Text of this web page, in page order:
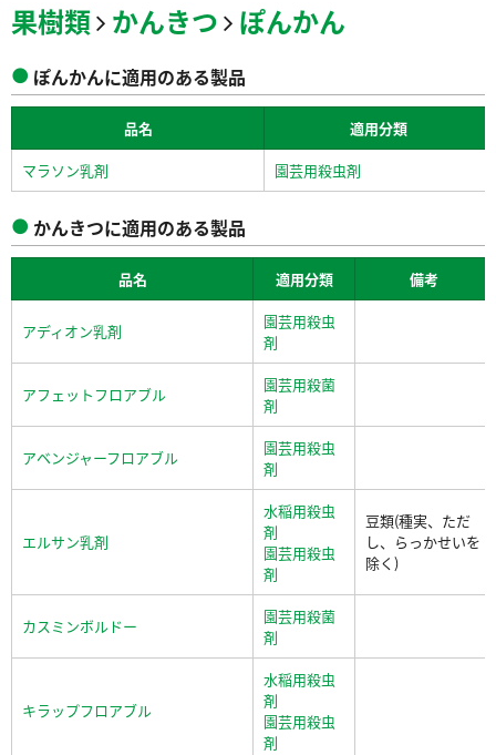
果樹類 かんきつ ぽんかん
ぽんかんに適用のある製品
品名
適用分類
マラソン乳剤
園芸用殺虫剤
かんきつに適用のある製品
品名 適用分類 備考
アディオン乳剤
園芸用殺虫
剤
アフェットフロアブル
園芸用殺菌
剤
アベンジャーフロアブル
園芸用殺虫
剤
エルサン乳剤
水稲用殺虫
剤
園芸用殺虫
剤
豆類(種実、ただ
し、らっかせいを
除く)
カスミンボルドー
園芸用殺菌
剤
キラップフロアブル
水稲用殺虫
剤
園芸用殺虫
剤